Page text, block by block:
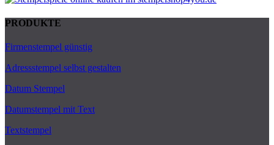
PRODUKTE
Firmenstempel günstig
Adressstempel selbst gestalten
Datum Stempel
Datumstempel mit Text
Textstempel